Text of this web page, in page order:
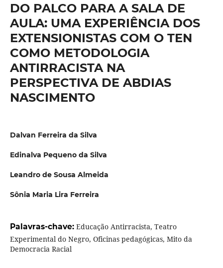
DO PALCO PARA A SALA DE
AULA: UMA EXPERIÊNCIA DOS
EXTENSIONISTAS COM O TEN
COMO METODOLOGIA
ANTIRRACISTA NA
PERSPECTIVA DE ABDIAS
NASCIMENTO
Dalvan Ferreira da Silva
Edinalva Pequeno da Silva
Leandro de Sousa Almeida
Sônia Maria Lira Ferreira
Palavras-chave: Educação Antirracista, Teatro
Experimental do Negro, Oficinas pedagógicas, Mito da
Democracia Racial